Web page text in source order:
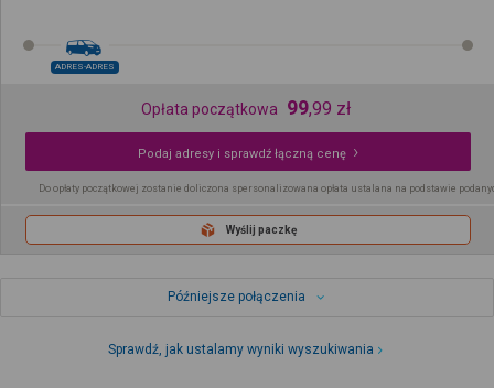
ADRES-ADRES
Opłata początkowa 99,99 zł
Podaj adresy i sprawdź łączną cenę
Do opłaty początkowej zostanie doliczona spersonalizowana opłata ustalana na podstawie
Wyślij paczkę
Późniejsze połączenia
Sprawdź, jak ustalamy wyniki wyszukiwania